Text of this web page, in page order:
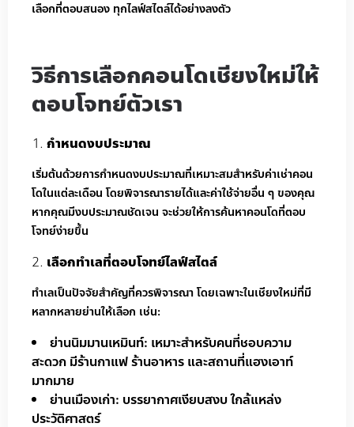
เลือกที่ตอบสนอง ทุกไลฟ์สไตล์ได้อย่างลงตัว
วิธีการเลือกคอนโดเชียงใหม่ให้
ตอบโจทย์ตัวเรา
กำหนดงบประมาณ
เริ่มต้นด้วยการกำหนดงบประมาณที่เหมาะสมสำหรับค่าเช่าคอน
โดในแต่ละเดือน โดยพิจารณารายได้และค่าใช้จ่ายอื่น ๆ ของคุณ
หากคุณมีงบประมาณชัดเจน จะช่วยให้การค้นหาคอนโดที่ตอบ
โจทย์ง่ายขึ้น
เลือกทำเลที่ตอบโจทย์ไลฟ์สไตล์
ทำเลเป็นปัจจัยสำคัญที่ควรพิจารณา โดยเฉพาะในเชียงใหม่ที่มี
หลากหลายย่านให้เลือก เช่น:
ย่านนิมมานเหมินท์: เหมาะสำหรับคนที่ชอบความ
สะดวก มีร้านกาแฟ ร้านอาหาร และสถานที่แฮงเอาท์
มากมาย
ย่านเมืองเก่า: บรรยากาศเงียบสงบ ใกล้แหล่ง
ประวัติศาสตร์